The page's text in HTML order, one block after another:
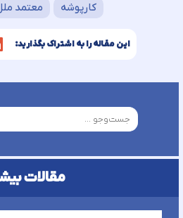
کارپوشه
معتمد
این مقاله را به اشتراک بگذارید:
مقالات